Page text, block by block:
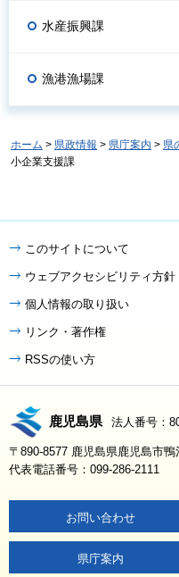
水産振興課
漁港漁場課
ホーム > 県政情報 > 県庁案内 > 県
小企業支援課
このサイトについて
ウェブアクセシビリティ方針
個人情報の取り扱い
リンク・著作権
RSSの使い方
鹿児島県 法人番号：
〒890-8577 鹿児島県鹿児島市
代表電話番号：099-286-2111
お問い合わせ
県庁案内